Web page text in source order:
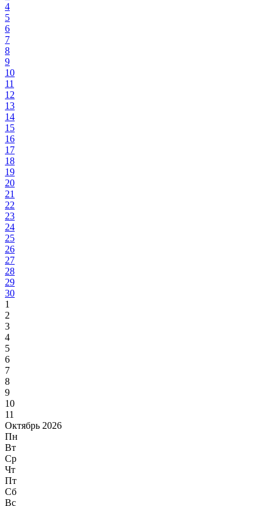
4
5
6
7
8
9
10
11
12
13
14
15
16
17
18
19
20
21
22
23
24
25
26
27
28
29
30
1
2
3
4
5
6
7
8
9
10
11
Октябрь 2026
Пн
Вт
Ср
Чт
Пт
Сб
Вс